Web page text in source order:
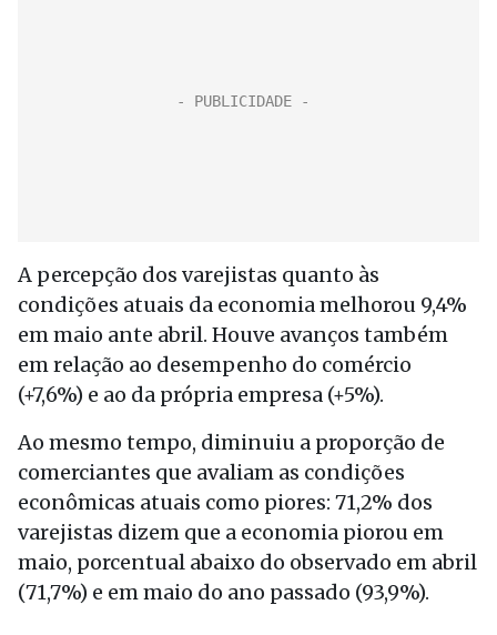
A percepção dos varejistas quanto às
condições atuais da economia melhorou 9,4%
em maio ante abril. Houve avanços também
em relação ao desempenho do comércio
(+7,6%) e ao da própria empresa (+5%).
Ao mesmo tempo, diminuiu a proporção de
comerciantes que avaliam as condições
econômicas atuais como piores: 71,2% dos
varejistas dizem que a economia piorou em
maio, porcentual abaixo do observado em abril
(71,7%) e em maio do ano passado (93,9%).